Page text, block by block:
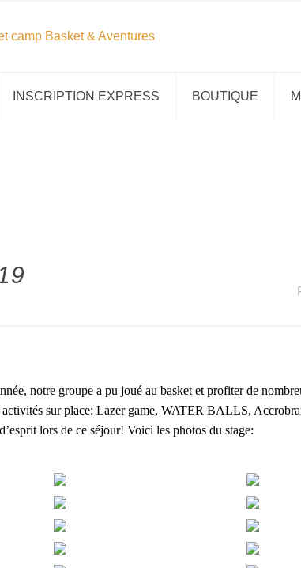
INSCRIPTION EXPRESS BOUTIQUE
notre groupe a pu joué au basket et profiter de
sur place: Lazer game, WATER BALLS,
lors de ce séjour! Voici les photos du stage: